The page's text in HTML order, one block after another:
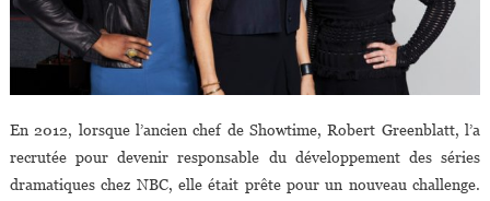
En 2012, lorsque l’ancien chef de Showtime, Robert Greenblatt, l’a
recrutée pour devenir responsable du développement des séries
dramatiques chez NBC, elle était prête pour un nouveau challenge.